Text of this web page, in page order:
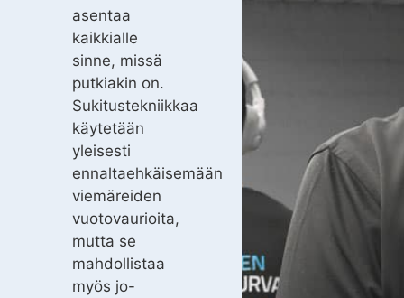
asentaa
kaikkialle
sinne, missä
putkiakin on.
Sukitustekniikkaa
käytetään
yleisesti
ennaltaehkäisemään
viemäreiden
vuotovaurioita,
mutta se
mahdollistaa
myös jo-